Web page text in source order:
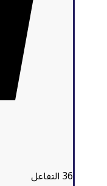
36التفاعل